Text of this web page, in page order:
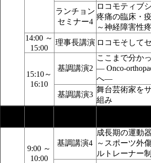
ランチョン
セミナー4
ロコモティブ
疼痛の臨床・
～神経障害性
14:00 ～
15:00
理事長講演 ロコモそして
15:10～
16:10
基調講演2
ここまで分か
― Onco-
へ―
基調講演3
舞台芸術家を
組み
9:00 ～
10:00
基調講演4
成長期の運動
～スポーツ外
ルトレーナー